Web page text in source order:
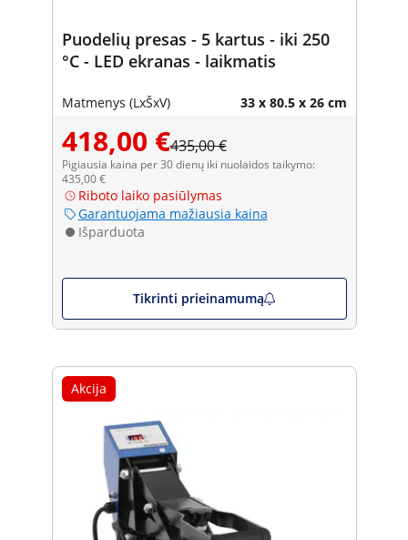
Puodelių presas - 5 kartus - iki 250
°C - LED ekranas - laikmatis
Matmenys (LxŠxV) 33 x 80.5 x 26 cm
418,00 €435,00 €
Pigiausia kaina per 30 dienų iki nuolaidos taikymo:
435,00 €
Riboto laiko pasiūlymas
Garantuojama mažiausia kaina
Išparduota
Tikrinti prieinamumą
Akcija